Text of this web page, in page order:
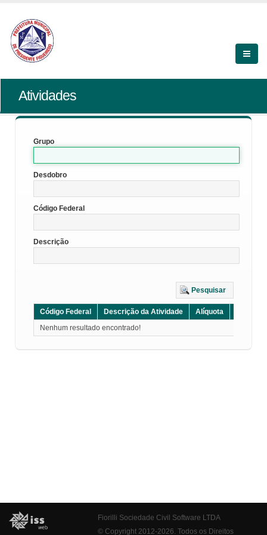
Atividades
Grupo
Desdobro
Código Federal
Descrição
Pesquisar
Código Federal Descrição da Atividade Alíquota
Nenhum resultado encontrado!
Fiorilli Sociedade Civil Software LTDA
© Copyright 2012-2026. Todos os Direitos